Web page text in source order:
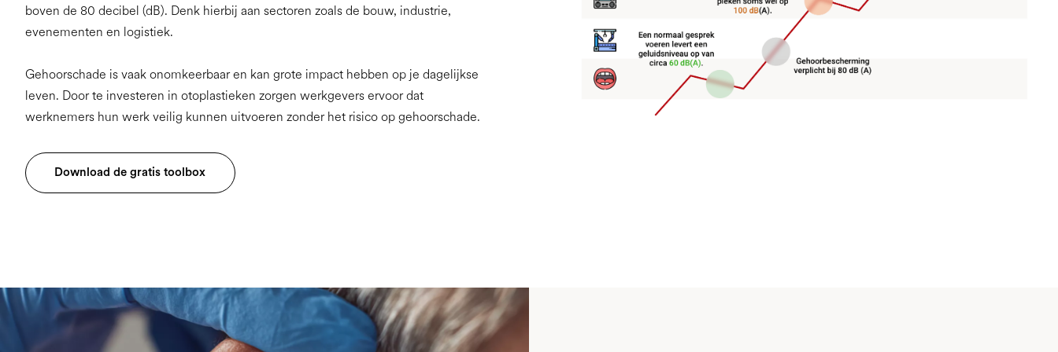
boven de 80 decibel (dB). Denk hierbij aan sectoren zoals de bouw, industrie,
evenementen en logistiek.
Gehoorschade is vaak onomkeerbaar en kan grote impact hebben op je dagelijkse
leven. Door te investeren in otoplastieken zorgen werkgevers ervoor dat
werknemers hun werk veilig kunnen uitvoeren zonder het risico op gehoorschade.
Download de gratis toolbox